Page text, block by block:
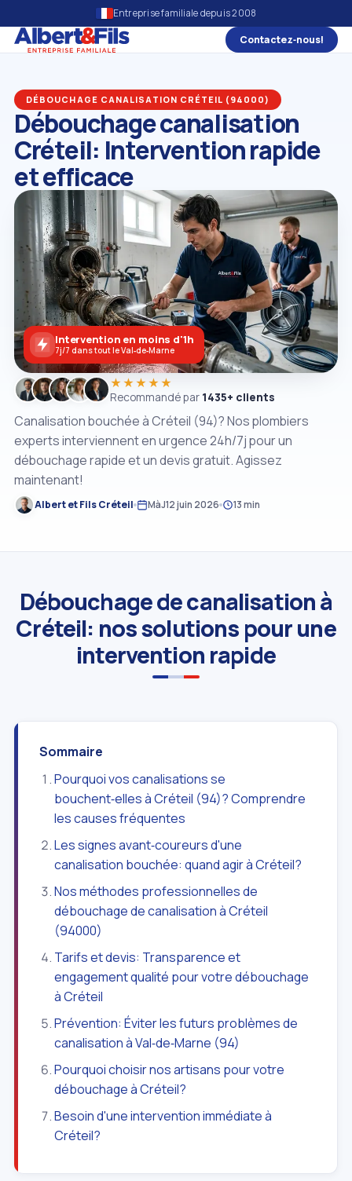
Entreprise familiale depuis 2008
Contactez‑nous!
DÉBOUCHAGE CANALISATION CRÉTEIL (94000)
Débouchage canalisation
Créteil: Intervention rapide
et efficace
Canalisation bouchée à Créteil (94)? Nos plombiers
experts interviennent en urgence 24h/7j pour un
débouchage rapide et un devis gratuit. Agissez
maintenant!
Albert et Fils Créteil MàJ12 juin 2026 13 min
★★★★★
Recommandé par 1435+ clients
Intervention en moins d'1h
7j/7 dans tout le Val‑de‑Marne
Débouchage de canalisation à
Créteil: nos solutions pour une
intervention rapide
Sommaire
Pourquoi vos canalisations se
bouchent‑elles à Créteil (94)? Comprendre
les causes fréquentes
Les signes avant‑coureurs d'une
canalisation bouchée: quand agir à Créteil?
Nos méthodes professionnelles de
débouchage de canalisation à Créteil
(94000)
Tarifs et devis: Transparence et
engagement qualité pour votre débouchage
à Créteil
Prévention: Éviter les futurs problèmes de
canalisation à Val‑de‑Marne (94)
Pourquoi choisir nos artisans pour votre
débouchage à Créteil?
Besoin d'une intervention immédiate à
Créteil?